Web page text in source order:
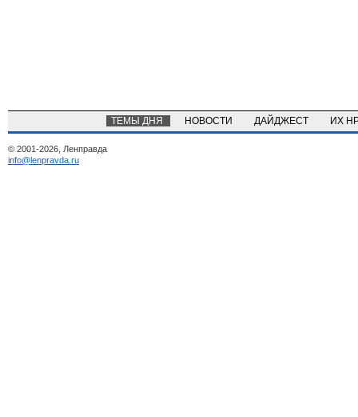
ТЕМЫ ДНЯ НОВОСТИ ДАЙДЖЕСТ ИХ
© 2001-2026, Ленправда
info@lenpravda.ru